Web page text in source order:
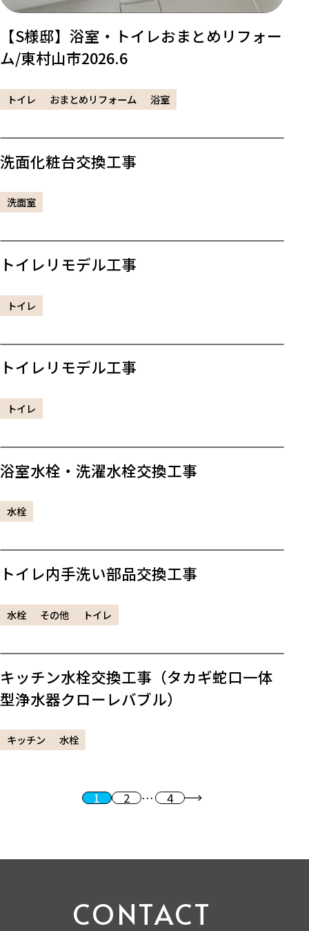
【S様邸】浴室・トイレおまとめリフォー
ム/東村山市2026.6
トイレ おまとめリフォーム 浴室
洗面化粧台交換工事
洗面室
トイレリモデル工事
トイレ
トイレリモデル工事
トイレ
浴室水栓・洗濯水栓交換工事
水栓
トイレ内手洗い部品交換工事
水栓 その他 トイレ
キッチン水栓交換工事（タカギ蛇口一体
型浄水器クローレバブル）
キッチン 水栓
投稿のページ送り1 2 … 4 次へ